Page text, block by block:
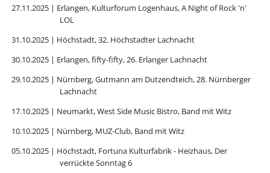
27.11.2025 | Erlangen, Kulturforum Logenhaus, A Night of Rock 'n'
LOL
31.10.2025 | Höchstadt, 32. Höchstadter Lachnacht
30.10.2025 | Erlangen, fifty-fifty, 26. Erlanger Lachnacht
29.10.2025 | Nürnberg, Gutmann am Dutzendteich, 28. Nürnberger
Lachnacht
17.10.2025 | Neumarkt, West Side Music Bistro, Band mit Witz
10.10.2025 | Nürnberg, MUZ-Club, Band mit Witz
05.10.2025 | Höchstadt, Fortuna Kulturfabrik - Heizhaus, Der
verrückte Sonntag 6